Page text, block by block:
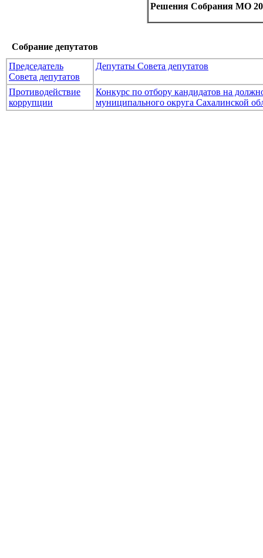
Решения Собрания МО
Собрание депутатов
Председатель
Совета депутатов
Депутаты Совета депутатов
Противодействие
коррупции
Конкурс по отбору кандидатов на
муниципального округа Сахалинской